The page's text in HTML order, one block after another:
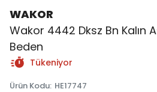
WAKOR
Wakor 4442 Dksz Bn Kalın
Beden
Tükeniyor
Ürün Kodu: HE17747